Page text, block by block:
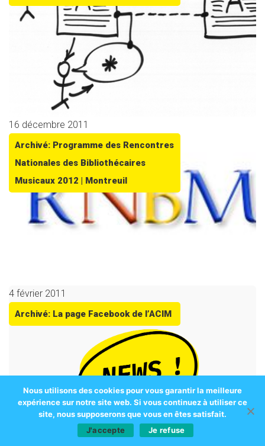
16 décembre 2011
Archivé: Programme des Rencontres
Nationales des Bibliothécaires
Musicaux 2012 | Montreuil
4 février 2011
Archivé: La page Facebook de l’ACIM
Nous utilisons des cookies pour vous garantir la meilleure
expérience sur notre site web. Si vous continuez à utiliser ce
site, nous supposerons que vous en êtes satisfait.
J'accepte
Je refuse